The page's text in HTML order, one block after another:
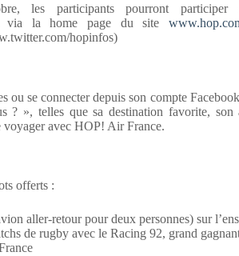
les participants pourront
via la home page du site
hopinfos)
ou se connecter depuis son compte
? », telles que sa destination favorite,
voyager avec HOP! Air France.
offerts :
aller-retour pour deux personnes) sur
de rugby avec le Racing 92, grand